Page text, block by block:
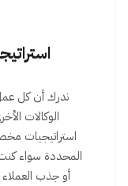
ندرك أن كل
الوكالات
استراتيجيات
المحددة سواء كنت
أو جذب